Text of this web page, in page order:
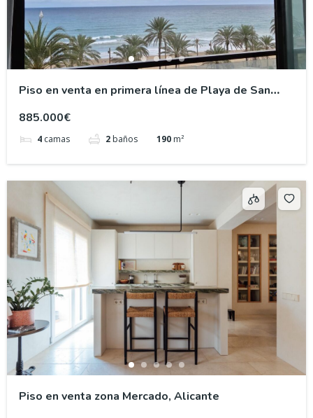
Piso en venta en primera línea de Playa de San
885.000€
4 camas 2 baños 190 m²
Piso en venta zona Mercado, Alicante